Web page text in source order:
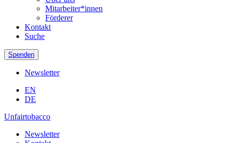
Mitarbeiter*innen
Förderer
Kontakt
Suche
Spenden
Newsletter
EN
DE
Unfairtobacco
Newsletter